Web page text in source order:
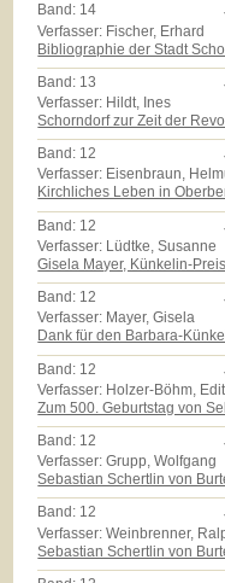
Band: 14
Verfasser: Fischer, Erhard
Bibliographie der Stadt
Band: 13
Verfasser: Hildt, Ines
Schorndorf zur Zeit der
Band: 12
Verfasser: Eisenbraun,
Kirchliches Leben in
Band: 12
Verfasser: Lüdtke, Susanne
Gisela Mayer, Künkelin-
Band: 12
Verfasser: Mayer, Gisela
Dank für den Barbara-
Band: 12
Verfasser: Holzer-Böhm,
Zum 500. Geburtstag von
Band: 12
Verfasser: Grupp, Wolfgang
Sebastian Schertlin von
Band: 12
Verfasser: Weinbrenner,
Sebastian Schertlin von